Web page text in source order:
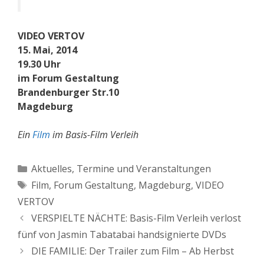
VIDEO VERTOV
15. Mai, 2014
19.30 Uhr
im Forum Gestaltung
Brandenburger Str.10
Magdeburg
EinFilm im Basis-Film Verleih
Kategorien
Aktuelles, Termine und Veranstaltungen
Schlagwörter
Film, Forum Gestaltung, Magdeburg, VIDEO
VERTOV
VERSPIELTE NÄCHTE: Basis-Film Verleih verlost
fünf von Jasmin Tabatabai handsignierte DVDs
DIE FAMILIE: Der Trailer zum Film – Ab Herbst